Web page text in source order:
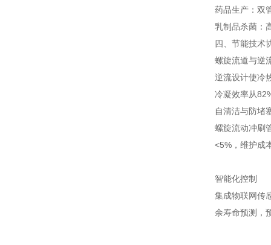
药品生产：双
乳制品杀菌：
四、节能技术
螺旋流道与逆
逆流设计使冷
冷凝效率从
自清洁与防堵
螺旋流动冲刷
<5%，维护成
智能化控制
集成物联网传
余寿命预测，